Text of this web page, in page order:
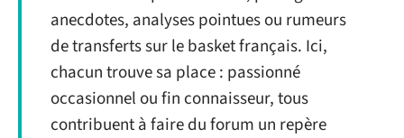
anecdotes, analyses pointues ou rumeurs
de transferts sur le basket français. Ici,
chacun trouve sa place : passionné
occasionnel ou fin connaisseur, tous
contribuent à faire du forum un repère